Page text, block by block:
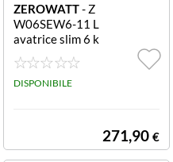
ZEROWATT- Z
W06SEW6-11 L
avatrice slim 6 k
g 1000 rpm ZW
06SEW6-11 LA
V 6KG 1000G S
DISPONIBILE
271,90 €